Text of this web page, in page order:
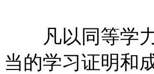
凡以同等学力
当的学习证明和